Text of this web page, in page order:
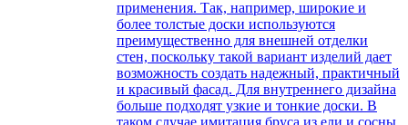
применения. Так, например, широкие и
более толстые доски используются
преимущественно для внешней отделки
стен, поскольку такой вариант изделий дает
возможность создать надежный, практичный
и красивый фасад. Для внутреннего дизайна
больше подходят узкие и тонкие доски. В
таком случае имитация бруса из ели и сосны